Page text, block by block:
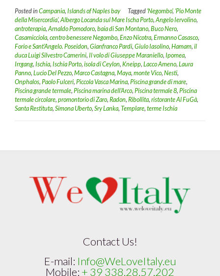
Posted in Campania, Islands of Naples bay Tagged ‘Negombo’, ‘Pio Monte
della Misercordia’, Albergo Locanda sul Mare Ischa Porto, Angelo Iervolino,
antroterapia, Arnaldo Pomodoro, baia di San Montano, Buco Nero,
Casamicciola, centro benessere Negombo, Enzo Nicotra, Ermanno Casasco,
Forio e Sant’Angelo. Poseidon, Gianfranco Pardi, Giulo Iasolino, Hamam, il
duca Luigi Silvestro Camerini, Il volo di Giuseppe Maraniello, Ipomea,
Irrgang, Ischia, Ischia Porto, isola di Ceylon, Kneipp, Lacco Ameno, Laura
Panno, Lucio Del Pezzo, Marco Castagna, Maya, monte Vico, Nesti,
Onphalos, Paolo Fulceri, Piccola Vasca Marina, Piscina grande di mare,
Piscina grande termale, Piscina marina dell’Arco, Piscina termale 8, Piscina
termale circolare, promontorio di Zaro, Radon, Ribollita, ristorante Al FuGà,
Santa Restituta, Simona Uberto, Sry Lanka, Templare, terme Ischia
Contact Us!
E-mail: Info@WeLoveItaly.eu
Mobile: + 39 338.28.57.202